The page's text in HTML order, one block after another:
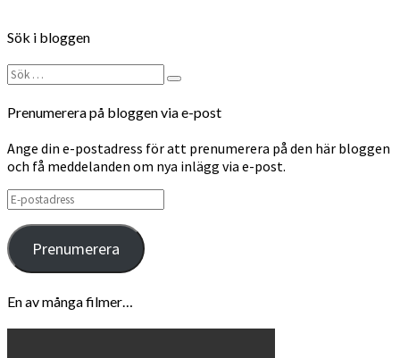
Sök i bloggen
Sök
efter:
Sök
Prenumerera på bloggen via e-post
Ange din e-postadress för att prenumerera på den här bloggen
och få meddelanden om nya inlägg via e-post.
E-
postadress
Prenumerera
En av många filmer…